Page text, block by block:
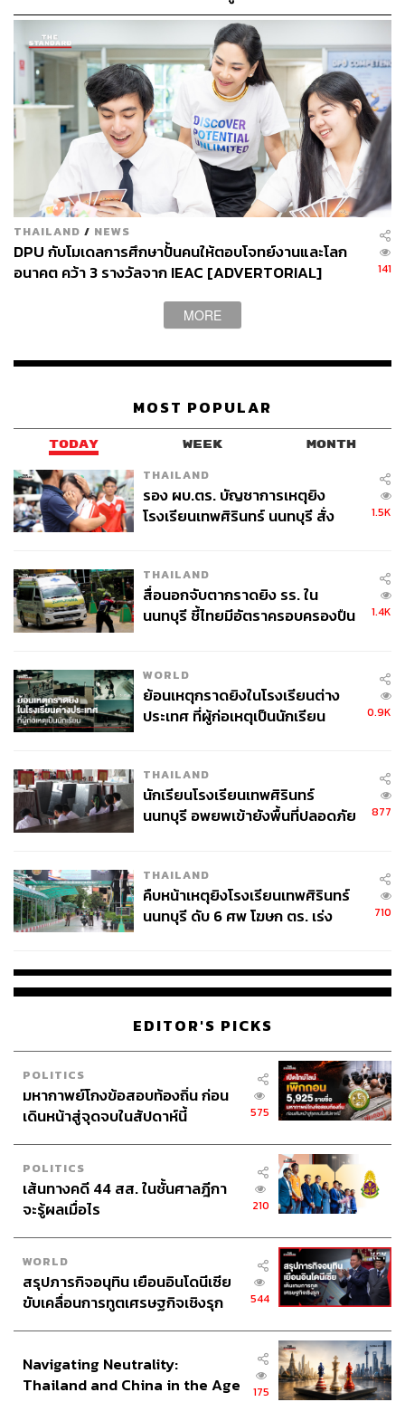
สร้างครีเอทบรรยากาศได้ทัชใจสายคอนเทนต์ ดีไซน์จุดเช็
กอินสร้างประสบการณ์ Immersive Digital Art แสงสวย
เหมือนหลุดเข้าไปในจุดกำเนิดแสง ถ่ายรูปมุมไหนก็เริ่ด ชอบ
ตรงที่แอบหยอดวิธีการทำงานของน้ำตบผิวดื่มแสงให้เห็น
เรียกว่าได้ทั้งคอนเทนต์ ได้ทั้งความรู้ และยังทำให้แบรนด์
กลมกลืนเข้าไปกับไลฟ์สไตล์ของเราโดยไม่รู้สึกถูกยัดเยียด
WORKSHOP’ ที่ได้กูรูด้านผิวตัวจริงอย่าง คุณเต๋า
EB.Bahboh และคุณตู่ Soundtiss มาร่วม Exclusive Talk ไข
ทุกข้อสงสัยว่าทำไม ฮาดะ ลาโบะ พรีเมียม ไวท์เทนนิ่ง โลชั่น
หรือ ‘น้ำตบผิวดื่มแสง’ ทำให้หน้าดื่มแสงได้ยังไง
เมือง ผ่าน MEA SPARK
THAILAND / NEWS
DPU กับโมเดลการศึกษาปั้นคนให้ตอบโจทย์งานและโลก
อนาคต คว้า 3 รางวัลจาก IEAC [ADVERTORIAL]
141
MORE
MOST POPULAR
TODAY WEEK MONTH
THAILAND
รอง ผบ.ตร. บัญชาการเหตุยิง
โรงเรียนเทพศิรินทร์ นนทบุรี สั่ง
1.5K
THAILAND
สื่อนอกจับตากราดยิง รร. ใน
นนทบุรี ชี้ไทยมีอัตราครอบครองปืน
1.4K
WORLD
ย้อนเหตุกราดยิงในโรงเรียนต่าง
ประเทศ ที่ผู้ก่อเหตุเป็นนักเรียน
0.9K
THAILAND
นักเรียนโรงเรียนเทพศิรินทร์
นนทบุรี อพยพเข้ายังพื้นที่ปลอดภัย
877
THAILAND
คืบหน้าเหตุยิงโรงเรียนเทพศิรินทร์
นนทบุรี ดับ 6 ศพ โฆษก ตร. เร่ง
710
EDITOR'S PICKS
POLITICS
มหากาพย์โกงข้อสอบท้องถิ่น ก่อน
เดินหน้าสู่จุดจบในสัปดาห์นี้
575
POLITICS
เส้นทางคดี 44 สส. ในชั้นศาลฎีกา
จะรู้ผลเมื่อไร
210
WORLD
สรุปภารกิจอนุทิน เยือนอินโดนีเซีย
ขับเคลื่อนการทูตเศรษฐกิจเชิงรุก
544
Navigating Neutrality:
Thailand and China in the Age
175